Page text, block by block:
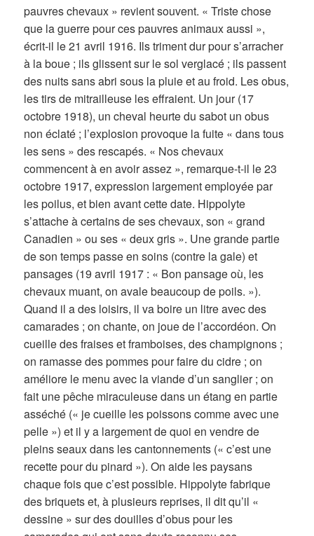
pauvres chevaux » revient souvent. « Triste chose
que la guerre pour ces pauvres animaux aussi »,
écrit-il le 21 avril 1916. Ils triment dur pour s’arracher
à la boue ; ils glissent sur le sol verglacé ; ils passent
des nuits sans abri sous la pluie et au froid. Les obus,
les tirs de mitrailleuse les effraient. Un jour (17
octobre 1918), un cheval heurte du sabot un obus
non éclaté ; l’explosion provoque la fuite « dans tous
les sens » des rescapés. « Nos chevaux
commencent à en avoir assez », remarque-t-il le 23
octobre 1917, expression largement employée par
les poilus, et bien avant cette date. Hippolyte
s’attache à certains de ses chevaux, son « grand
Canadien » ou ses « deux gris ». Une grande partie
de son temps passe en soins (contre la gale) et
pansages (19 avril 1917 : « Bon pansage où, les
chevaux muant, on avale beaucoup de poils. »).
Quand il a des loisirs, il va boire un litre avec des
camarades ; on chante, on joue de l’accordéon. On
cueille des fraises et framboises, des champignons ;
on ramasse des pommes pour faire du cidre ; on
améliore le menu avec la viande d’un sanglier ; on
fait une pêche miraculeuse dans un étang en partie
asséché (« je cueille les poissons comme avec une
pelle ») et il y a largement de quoi en vendre de
pleins seaux dans les cantonnements (« c’est une
recette pour du pinard »). On aide les paysans
chaque fois que c’est possible. Hippolyte fabrique
des briquets et, à plusieurs reprises, il dit qu’il «
dessine » sur des douilles d’obus pour les